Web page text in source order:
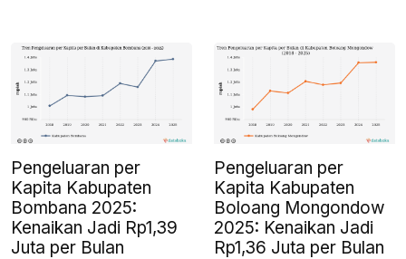
Pengeluaran per
Kapita Kabupaten
Bombana 2025:
Kenaikan Jadi Rp1,39
Juta per Bulan
Pengeluaran per
Kapita Kabupaten
Boloang Mongondow
2025: Kenaikan Jadi
Rp1,36 Juta per Bulan